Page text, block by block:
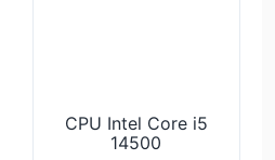
CPU Intel Core i5
14500